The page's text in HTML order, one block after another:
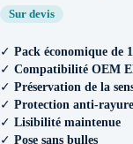
Sur devis
✓ Pack économique de
✓ Compatibilité OEM
✓ Préservation de la
✓ Protection anti-
✓ Lisibilité maintenue
✓ Pose sans bulles